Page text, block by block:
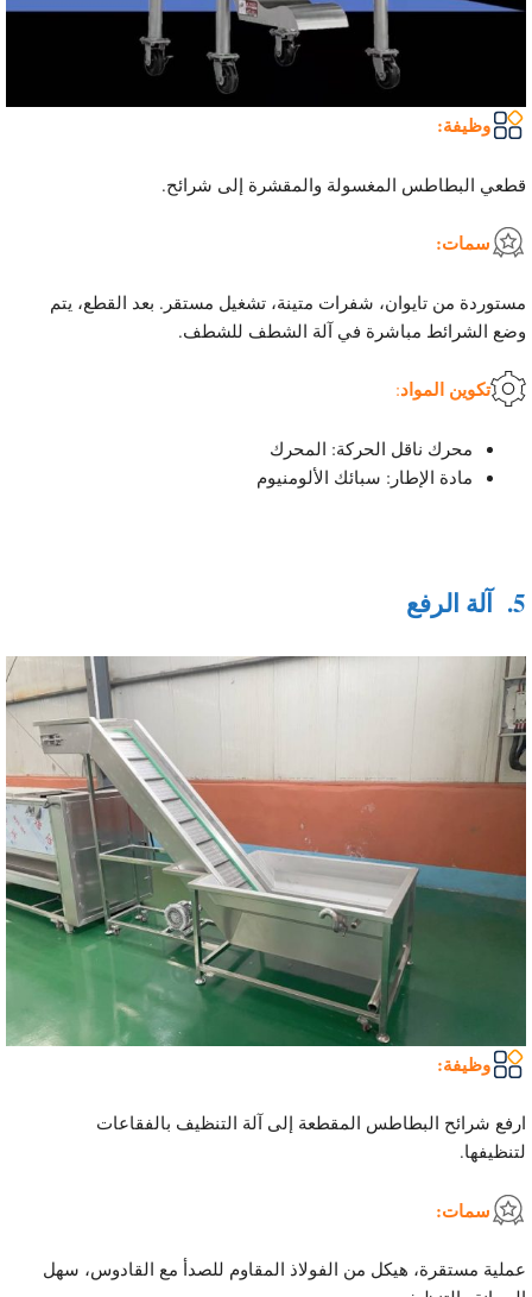
وظيفة:
قطعي البطاطس المغسولة والمقشرة إلى شرائح.
سمات:
مستوردة من تايوان، شفرات متينة، تشغيل مستقر. بعد القطع، يتم
وضع الشرائط مباشرة في آلة الشطف للشطف.
تكوين المواد:
محرك ناقل الحركة: المحرك
مادة الإطار: سبائك الألومنيوم
5. آلة الرفع
وظيفة:
ارفع شرائح البطاطس المقطعة إلى آلة التنظيف بالفقاعات
لتنظيفها.
سمات:
عملية مستقرة، هيكل من الفولاذ المقاوم للصدأ مع القادوس، سهل